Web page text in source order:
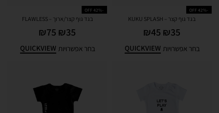
-42% OFF
בגד גוף קצר – KUKU SPLASH
₪35
₪45
בחר אפשרויות QUICKVIEW
-42% OFF
בגד גוף קצר/ארוך – FLAWLESS
₪35
₪75
בחר אפשרויות QUICKVIEW